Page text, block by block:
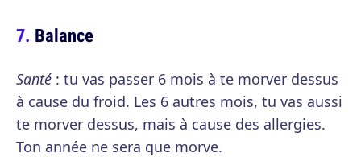
Balance
Santé : tu vas passer 6 mois à te morver dessus
à cause du froid. Les 6 autres mois, tu vas aussi
te morver dessus, mais à cause des allergies.
Ton année ne sera que morve.